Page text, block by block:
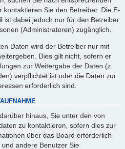
Sie den Betreiber. Die E-
ist dabei jedoch nur für den Betreiber
(Administratoren) zugänglich.
Daten wird der Betreiber nur mit
Dies gilt nicht, sofern er
zur Weitergabe der Daten (z.
verpflichtet ist oder die Daten zur
erforderlich sind.
hinaus, Sie unter den von
zu kontaktieren, sofern dies zur
über das Board erforderlich
andere Benutzer Sie